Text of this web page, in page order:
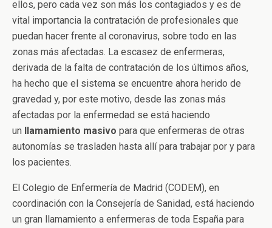
ellos, pero cada vez son más los contagiados y es de
vital importancia la contratación de profesionales que
puedan hacer frente al coronavirus, sobre todo en las
zonas más afectadas. La escasez de enfermeras,
derivada de la falta de contratación de los últimos años,
ha hecho que el sistema se encuentre ahora herido de
gravedad y, por este motivo, desde las zonas más
afectadas por la enfermedad se está haciendo
un llamamiento masivo para que enfermeras de otras
autonomías se trasladen hasta allí para trabajar por y para
los pacientes.
El Colegio de Enfermería de Madrid (CODEM), en
coordinación con la Consejería de Sanidad, está haciendo
un gran llamamiento a enfermeras de toda España para